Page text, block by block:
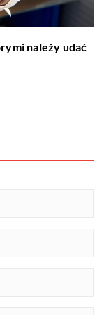
należy udać